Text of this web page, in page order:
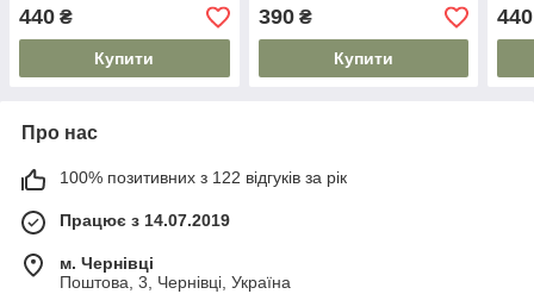
440 ₴
Купити
390₴
Купити
440
Про нас
100% позитивних з 122 відгуків за рік
Працює з 14.07.2019
м. Чернівці
Поштова, 3, Чернівці, Україна